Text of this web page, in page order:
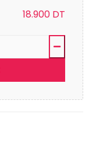
18.900 DT